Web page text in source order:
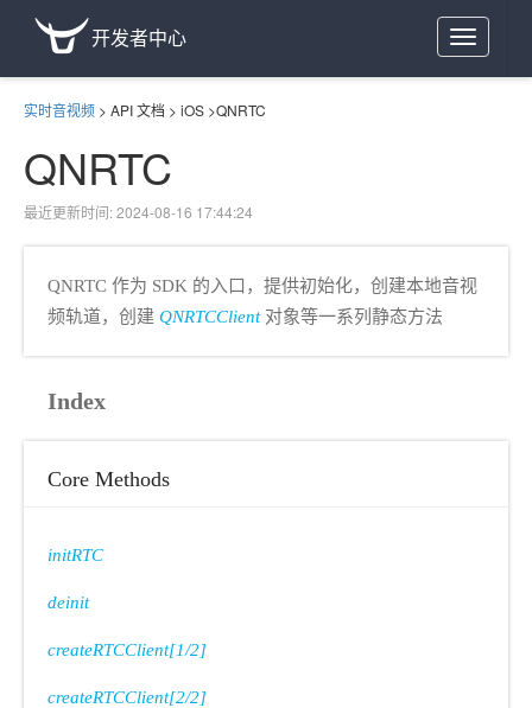
Toggle
navigation
开发者中心
实时音视频 > API 文档 > iOS >QNRTC
QNRTC
最近更新时间: 2024-08-16 17:44:24
QNRTC 作为 SDK 的入口，提供初始化，创建本地音视
频轨道，创建 QNRTCClient对象等一系列静态方法
Index
Core Methods
initRTC
deinit
createRTCClient[1/2]
createRTCClient[2/2]